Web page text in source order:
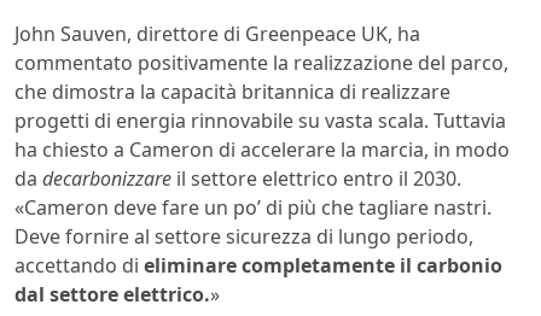
John Sauven, direttore di Greenpeace UK, ha
commentato positivamente la realizzazione del parco,
che dimostra la capacità britannica di realizzare
progetti di energia rinnovabile su vasta scala. Tuttavia
ha chiesto a Cameron di accelerare la marcia, in modo
da decarbonizzare il settore elettrico entro il 2030.
«Cameron deve fare un po’ di più che tagliare nastri.
Deve fornire al settore sicurezza di lungo periodo,
accettando di eliminare completamente il carbonio
dal settore elettrico.»